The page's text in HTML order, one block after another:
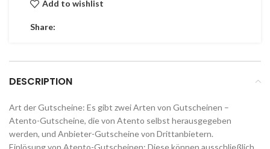
Add to wishlist
Share:
DESCRIPTION
Art der Gutscheine: Es gibt zwei Arten von Gutscheinen –
Atento-Gutscheine, die von Atento selbst herausgegeben
werden, und Anbieter-Gutscheine von Drittanbietern.
Einlösung von Atento-Gutscheinen: Diese können ausschließlich